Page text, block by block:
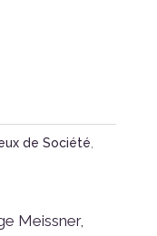
de Société,
Meissner,